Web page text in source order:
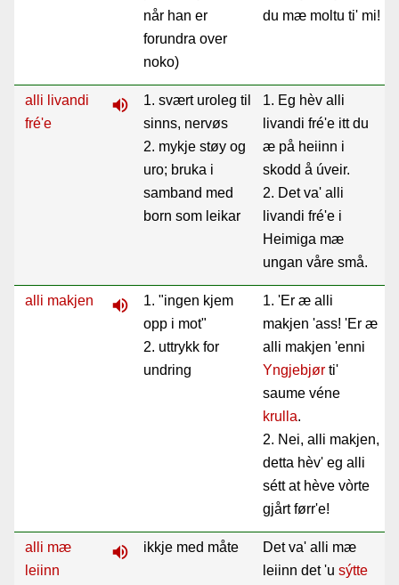
når han er
forundra over
noko)
du mæ moltu ti' mi!
alli livandi
fré'e
volume_up
1. svært uroleg til
sinns, nervøs
2. mykje støy og
uro; bruka i
samband med
born som leikar
1. Eg hèv alli
livandi fré'e itt du
æ på heiinn i
skodd å úveir.
2. Det va' alli
livandi fré'e i
Heimiga mæ
ungan våre små.
alli makjen volume_up
1. "ingen kjem
opp i mot"
2. uttrykk for
undring
1. 'Er æ alli
makjen 'ass! 'Er æ
alli makjen 'enni
Yngjebjør ti'
saume véne
krulla.
2. Nei, alli makjen,
detta hèv' eg alli
sétt at hève vòrte
gjårt førr'e!
alli mæ
leiinn
volume_up ikkje med måte
Det va' alli mæ
leiinn det 'u sýtte